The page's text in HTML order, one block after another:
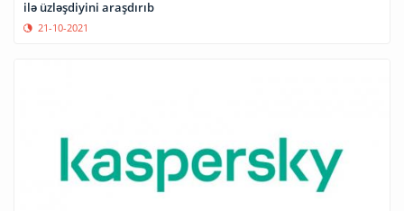
ilə üzləşdiyini araşdırıb
21-10-2021